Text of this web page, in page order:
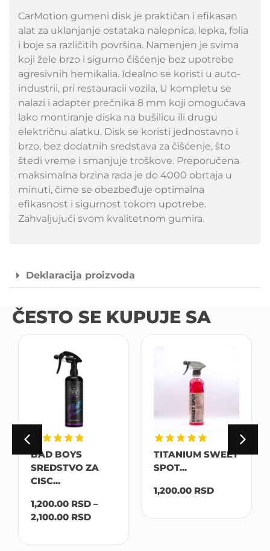
CarMotion gumeni disk je praktičan i efikasan
alat za uklanjanje ostataka nalepnica, lepka, folia
i boje sa različitih površina. Namenjen je svima
koji žele brzo i sigurno čišćenje bez upotrebe
agresivnih hemikalia. Idealno se koristi u auto-
industrii, pri restauracii vozila, U kompletu se
nalazi i adapter prečnika 8 mm koji omogućava
lako montiranje diska na bušilicu ili drugu
električnu alatku. Disk se koristi jednostavno i
brzo, bez dodatnih sredstava za čišćenje, što
štedi vreme i smanjuje troškove. Preporučena
maksimalna brzina rada je do 4000 obrtaja u
minuti, čime se obezbeđuje optimalna
efikasnost i sigurnost tokom upotrebe.
Zahvaljujući svom kvalitetnom gumira.
Deklaracija proizvoda
ČESTO SE KUPUJE SA
BAD BOYS
SREDSTVO ZA
CISC...
1,200.00 RSD –
2,100.00 RSD
TITANIUM SWEET
SPOT...
1,200.00 RSD